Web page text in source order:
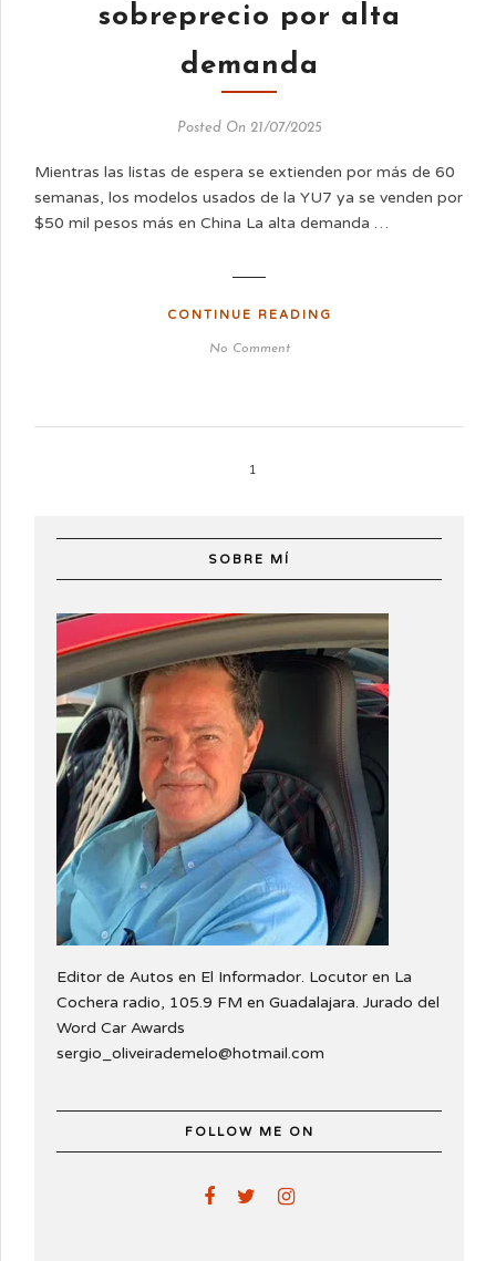
sobreprecio por alta
demanda
Posted On 21/07/2025
Mientras las listas de espera se extienden por más de 60
semanas, los modelos usados de la YU7 ya se venden por
$50 mil pesos más en China La alta demanda …
CONTINUE READING
No Comment
1
SOBRE MÍ
Editor de Autos en El Informador. Locutor en La
Cochera radio, 105.9 FM en Guadalajara. Jurado del
Word Car Awards
sergio_oliveirademelo@hotmail.com
FOLLOW ME ON